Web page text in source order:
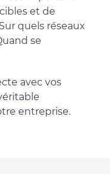
et de
quels réseaux
se
avec vos
entreprise.